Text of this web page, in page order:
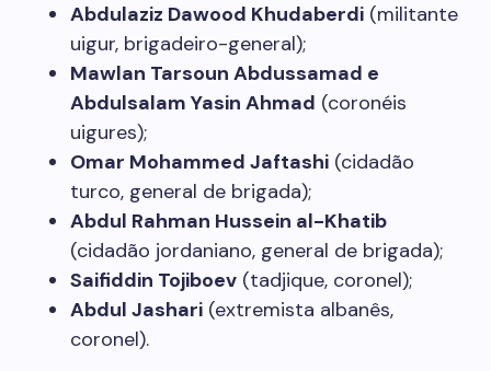
Abdulaziz Dawood Khudaberdi (militante
uigur, brigadeiro-general);
Mawlan Tarsoun Abdussamad e
Abdulsalam Yasin Ahmad (coronéis
uigures);
Omar Mohammed Jaftashi (cidadão
turco, general de brigada);
Abdul Rahman Hussein al-Khatib
(cidadão jordaniano, general de brigada);
Saifiddin Tojiboev (tadjique, coronel);
Abdul Jashari (extremista albanês,
coronel).